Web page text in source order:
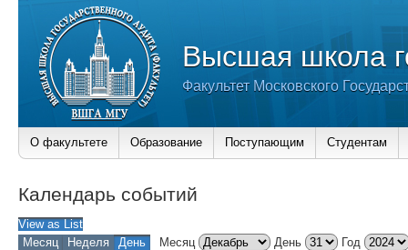
Высшая школа
Факультет Московского
О факультете Образование Поступающим Студентам
Календарь событий
View asList
Месяц
Неделя День Месяц День Год